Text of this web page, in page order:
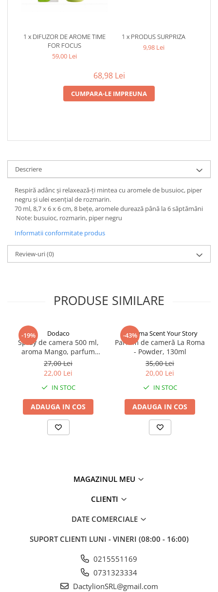
1 x DIFUZOR DE AROME TIME
FOR FOCUS
59,00 Lei
1 x PRODUS SURPRIZA
9,98 Lei
68,98 Lei
CUMPARA-LE IMPREUNA
Descriere
Respiră adânc și relaxează-ți mintea cu aromele de busuioc, piper
negru și ulei esențial de rozmarin.
70 ml, 8,7 x 6 x 6 cm, 8 bețe, aromele durează până la 6 săptămâni
Note: busuioc, rozmarin, piper negru
Informatii conformitate produs
Review-uri(0)
PRODUSE SIMILARE
-19% Dodaco
Spray de camera 500 ml,
aroma Mango, parfum
fructat tropical si
persistent, ideal pentru
locuinta si spatii comerciale
27,00 Lei
22,00 Lei
IN STOC
ADAUGA IN COS
-43%
La Roma Scent Your Story
Parfum de cameră La Roma
- Powder, 130ml
35,00 Lei
20,00 Lei
IN STOC
ADAUGA IN COS
MAGAZINUL MEU
CLIENTI
DATE COMERCIALE
SUPORT CLIENTI LUNI - VINERI (08:00 - 16:00)
0215551169
0731323334
DactylionSRL@gmail.com